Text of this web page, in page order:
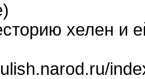
хелен и